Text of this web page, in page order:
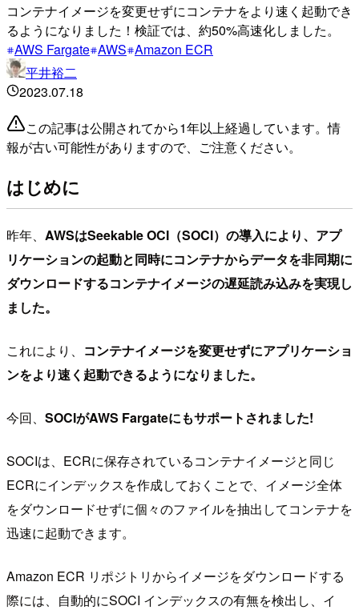
コンテナイメージを変更せずにコンテナをより速く起動でき
るようになりました！検証では、約50%高速化しました。
AWS Fargate AWS Amazon ECR
平井裕二
2023.07.18
この記事は公開されてから1年以上経過しています。情
報が古い可能性がありますので、ご注意ください。
はじめに
昨年、 AWSはSeekable OCI（SOCI）の導入により、アプ
リケーションの起動と同時にコンテナからデータを非同期に
ダウンロードするコンテナイメージの遅延読み込みを実現し
ました。
これにより、 コンテナイメージを変更せずにアプリケーショ
ンをより速く起動できるようになりました。
今回、 SOCIがAWS Fargateにもサポートされました!
SOCIは、ECRに保存されているコンテナイメージと同じ
ECRにインデックスを作成しておくことで、イメージ全体
をダウンロードせずに個々のファイルを抽出してコンテナを
迅速に起動できます。
Amazon ECR リポジトリからイメージをダウンロードする
際には、自動的にSOCI インデックスの有無を検出し、イ